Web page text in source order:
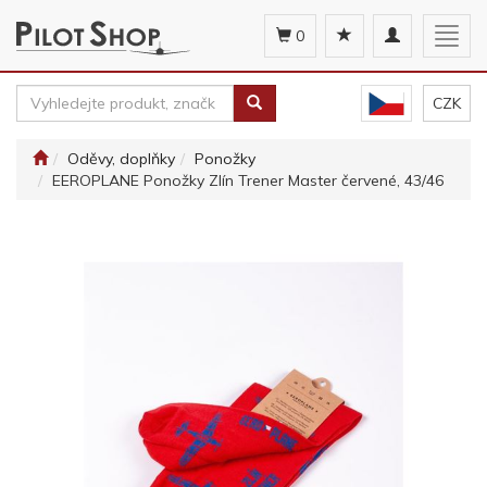
Toggle
navigation
0
CZK
Oděvy, doplňky
Ponožky
EEROPLANE Ponožky Zlín Trener Master červené, 43/46